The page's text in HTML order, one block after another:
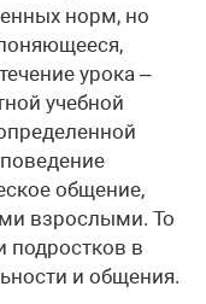
норм, но
урока –
учебной
общение,
взрослыми. То
подростков в
и общения.